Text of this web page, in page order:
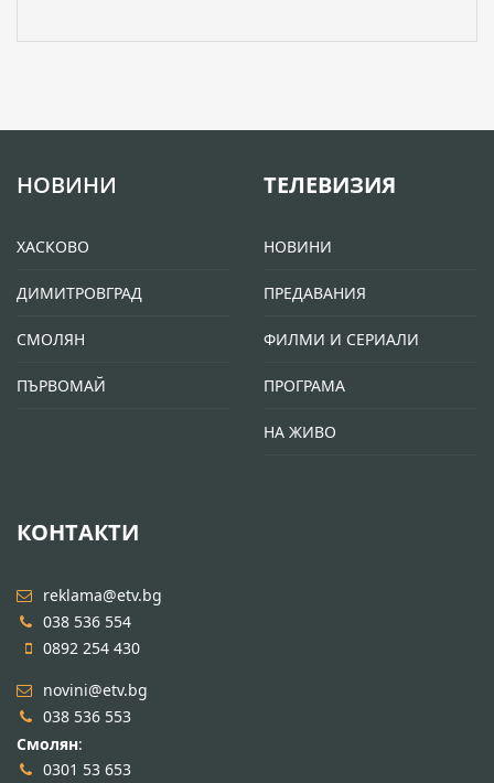
НОВИНИ
ХАСКОВО
ДИМИТРОВГРАД
СМОЛЯН
ПЪРВОМАЙ
ТЕЛЕВИЗИЯ
НОВИНИ
ПРЕДАВАНИЯ
ФИЛМИ И СЕРИАЛИ
ПРОГРАМА
НА ЖИВО
КОНТАКТИ
reklama@etv.bg
038 536 554
0892 254 430
novini@etv.bg
038 536 553
Смолян:
0301 53 653